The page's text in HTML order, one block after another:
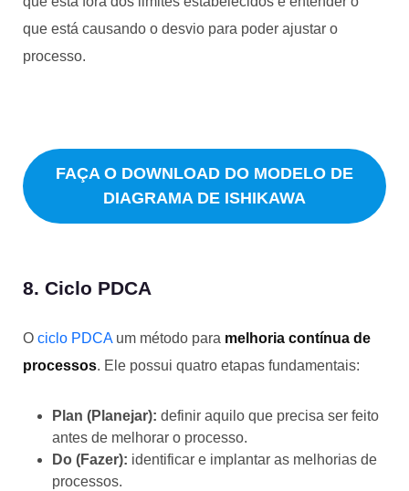
que está causando o desvio para poder ajustar o
processo.
FAÇA O DOWNLOAD DO MODELO DE
DIAGRAMA DE ISHIKAWA
8. Ciclo PDCA
O ciclo PDCAum método para melhoria contínua de
processos. Ele possui quatro etapas fundamentais:
Plan (Planejar): definir aquilo que precisa ser feito
antes de melhorar o processo.
Do (Fazer): identificar e implantar as melhorias de
processos.